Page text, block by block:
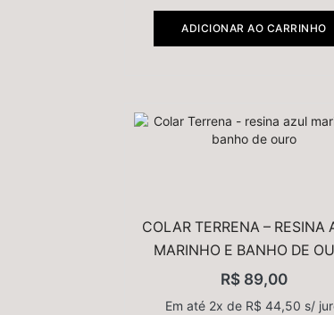
ADICIONAR AO CARRINHO
COLAR TERRENA – RESINA
MARINHO E BANHO DE
R$89,00
Em até 2x de R$ 44,50 s/